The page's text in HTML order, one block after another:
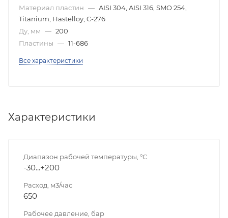
Материал пластин — AISI 304, AISI 316, SMO 254,
Titanium, Hastelloy, C-276
Ду, мм — 200
Пластины — 11-686
Все характеристики
Характеристики
Диапазон рабочей температуры, °С
-30...+200
Расход, м3/час
650
Рабочее давление, бар